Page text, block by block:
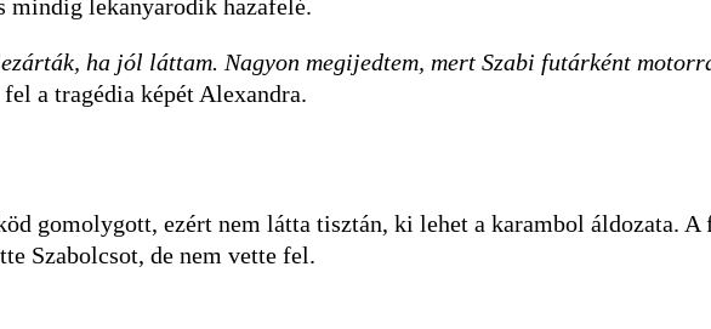
mindig lekanyarodik hazafelé.
ha jól láttam. Nagyon megijedtem, mert Szabi futárként
a tragédia képét Alexandra.
gomolygott, ezért nem látta tisztán, ki lehet a karambol áldozata. A
Szabolcsot, de nem vette fel.